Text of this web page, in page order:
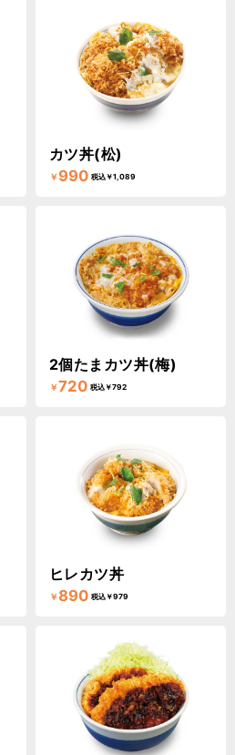
カツ丼(松)
￥ 990 税込￥1,089
2個たまカツ丼(梅)
￥720 税込￥792
ヒレカツ丼
￥890 税込￥979